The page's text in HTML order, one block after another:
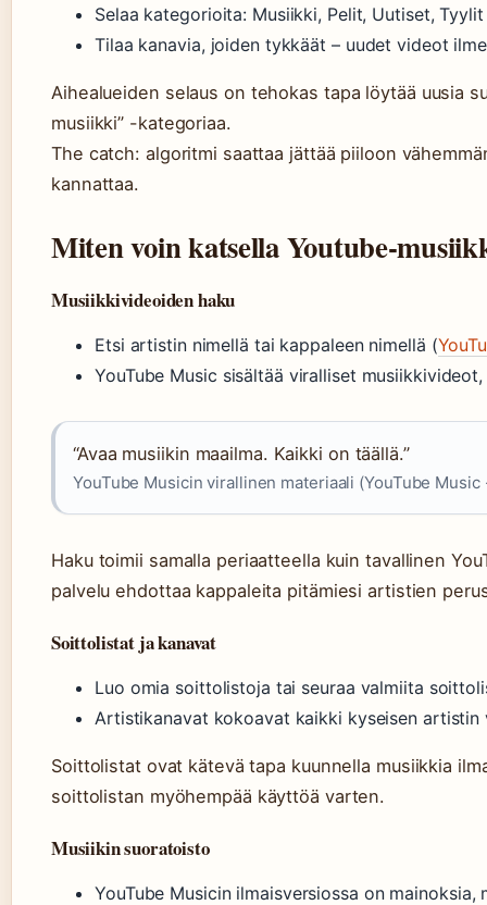
Selaa kategorioita: Musiikki, Pelit, Uutiset, Tyylit
Tilaa kanavia, joiden tykkäät – uudet videot
Aihealueiden selaus on tehokas tapa löytää uusia
musiikki” -kategoriaa.
The catch: algoritmi saattaa jättää piiloon
kannattaa.
Miten voin katsella Youtube-
Musiikkivideoiden haku
Etsi artistin nimellä tai kappaleen nimellä (
YouTube Music sisältää viralliset
“Avaa musiikin maailma. Kaikki on täällä.”
YouTube Musicin virallinen materiaali (YouTube
Haku toimii samalla periaatteella kuin tavallinen
palvelu ehdottaa kappaleita pitämiesi artistien
Soittolistat ja kanavat
Luo omia soittolistoja tai seuraa valmiita
Artistikanavat kokoavat kaikki kyseisen artistin
Soittolistat ovat kätevä tapa kuunnella musiikkia
soittolistan myöhempää käyttöä varten.
Musiikin suoratoisto
YouTube Musicin ilmaisversiossa on